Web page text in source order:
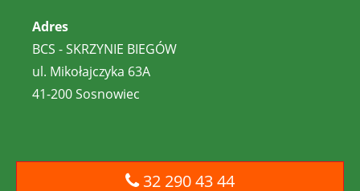
Adres
BCS - SKRZYNIE BIEGÓW
ul. Mikołajczyka 63A
41-200 Sosnowiec
32 290 43 44